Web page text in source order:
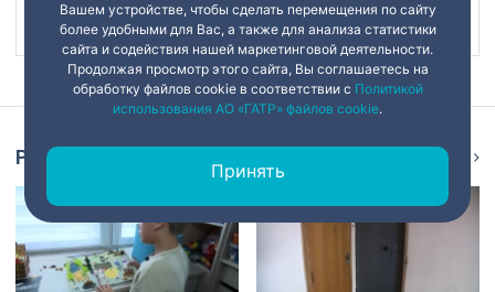
Наш канал в
Репортаж Ещё
Вашем устройстве, чтобы сделать перемещения по сайту
более удобными для Вас, а также для анализа статистики
сайта и содействия нашей маркетинговой деятельности.
Продолжая просмотр этого сайта, Вы соглашаетесь на
обработку файлов cookie в соответствии с Политикой
использования АО «ГАТР» файлов cookie.
Принять